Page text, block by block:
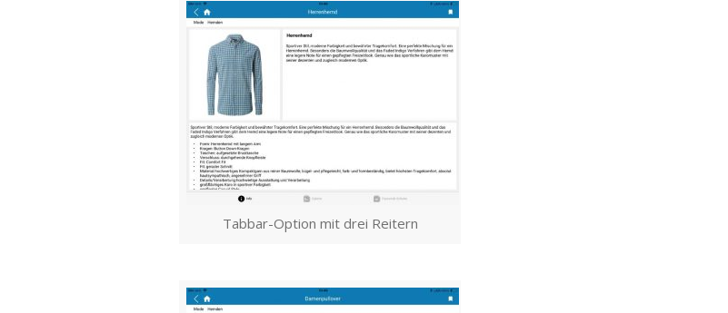
Tabbar-Option mit drei Reitern